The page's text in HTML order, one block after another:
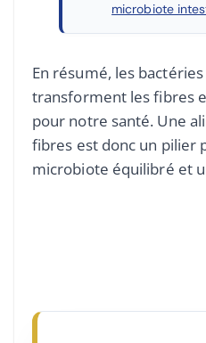
microbiote
En résumé, les
transforment les fibres
pour notre santé. Une
fibres est donc un pilier
microbiote équilibré et